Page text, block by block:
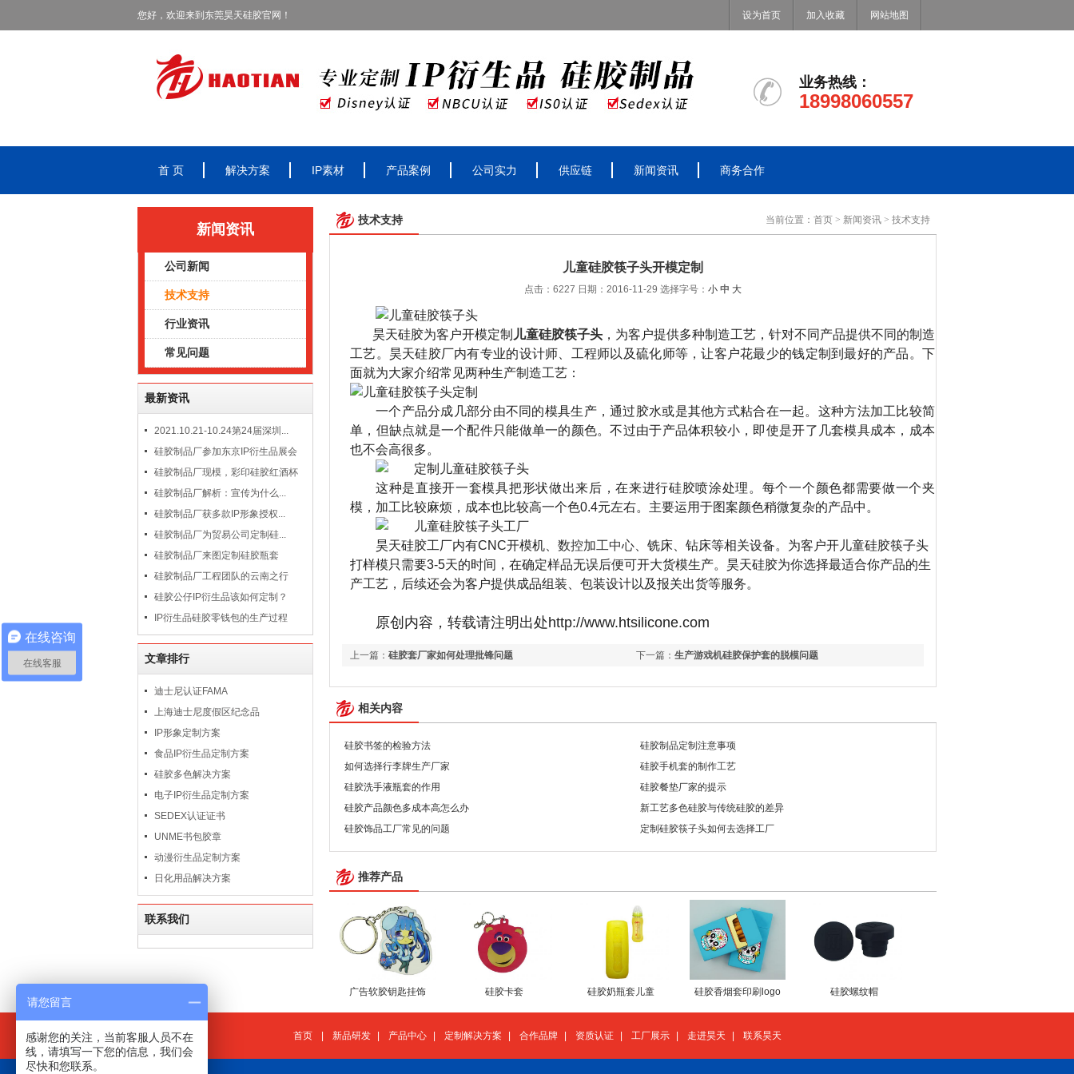
您好，欢迎来到东莞昊天硅胶官网！ 设为首页 加入收藏 网站地图
业务热线：
18998060557
首 页 解决方案 IP素材 产品案例 公司实力 供应链 新闻资讯 商务合作
新闻资讯
公司新闻
技术支持
行业资讯
常见问题
最新资讯
2021.10.21-10.24第24届深圳...
硅胶制品厂参加东京IP衍生品展会
硅胶制品厂现模，彩印硅胶红酒杯
硅胶制品厂解析：宣传为什么...
硅胶制品厂获多款IP形象授权...
硅胶制品厂为贸易公司定制硅...
硅胶制品厂来图定制硅胶瓶套
硅胶制品厂工程团队的云南之行
硅胶公仔IP衍生品该如何定制？
IP衍生品硅胶零钱包的生产过程
文章排行
迪士尼认证FAMA
上海迪士尼度假区纪念品
IP形象定制方案
食品IP衍生品定制方案
硅胶多色解决方案
电子IP衍生品定制方案
SEDEX认证证书
UNME书包胶章
动漫衍生品定制方案
日化用品解决方案
联系我们
技术支持 当前位置： 首页 > 新闻资讯 > 技术支持
儿童硅胶筷子头开模定制
点击：6227 日期：2016-11-29 选择字号： 小 中 大
昊天硅胶为客户开模定制 儿童硅胶筷子头 ，为客户提供多种制造工艺，针对不同产品提供不同的制造
工艺。昊天硅胶厂内有专业的设计师、工程师以及硫化师等，让客户花最少的钱定制到最好的产品。下
面就为大家介绍常见两种生产制造工艺：
一个产品分成几部分由不同的模具生产，通过胶水或是其他方式粘合在一起。这种方法加工比较简
单，但缺点就是一个配件只能做单一的颜色。不过由于产品体积较小，即使是开了几套模具成本，成本
也不会高很多。
这种是直接开一套模具把形状做出来后，在来进行硅胶喷涂处理。每个一个颜色都需要做一个夹
模，加工比较麻烦，成本也比较高一个色0.4元左右。主要运用于图案颜色稍微复杂的产品中。
昊天硅胶工厂内有CNC开模机、 数控加工中心 、铣床、钻床等相关设备。为客户开儿童硅胶筷子头
打样模只需要3-5天的时间，在确定样品无误后便可开大货模生产。昊天硅胶为你选择最适合你产品的生
产工艺，后续还会为客户提供成品组装、包装设计以及报关出货等服务。
原创内容，转载请注明出处http://www.htsilicone.com
上一篇： 硅胶套厂家如何处理批锋问题 下一篇： 生产游戏机硅胶保护套的脱模问题
相关内容
硅胶书签的检验方法
硅胶制品定制注意事项
如何选择行李牌生产厂家
硅胶手机套的制作工艺
硅胶洗手液瓶套的作用
硅胶餐垫厂家的提示
硅胶产品颜色多成本高怎么办
新工艺多色硅胶与传统硅胶的差异
硅胶饰品工厂常见的问题
定制硅胶筷子头如何去选择工厂
推荐产品
广告软胶钥匙挂饰 硅胶卡套 硅胶奶瓶套儿童 硅胶香烟套印刷logo 硅胶螺纹帽
首页 新品研发 产品中心 定制解决方案 合作品牌 资质认证 工厂展示 走进昊天 联系昊天
在线咨询
在线客服
请您留言
感谢您的关注，当前客服人员不在
线，请填写一下您的信息，我们会
尽快和您联系。